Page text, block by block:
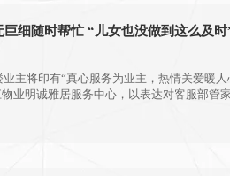
老人行动不便，物业事无巨细随时帮忙 “儿女也没做到这么及
将印有“真心服务为业主，热情关爱暖人
业明诚雅居服务中心，以表达对客服部管